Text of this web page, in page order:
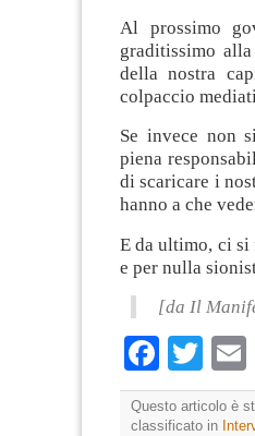
Al prossimo
graditissimo
della nostra
colpaccio
Se invece non
piena
di scaricare i
hanno a che
E da ultimo, ci si
e per nulla
[da Il
Questo articolo è
classificato in